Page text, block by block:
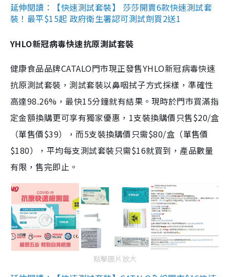
延伸閱讀：【快速測試套裝】 莎莎開賣6款快速測試套
裝！最平$15起 政府衛生署認可測試劑買2送1
YHLO新冠病毒快速抗原測試套裝
健康食品品牌CATALO門市現正發售YHLO新冠病毒快速
抗原測試套裝，測試套裝以鼻咽拭子方式採樣，準確性
高達98.26%，最快15分鐘就有結果。現時於門市買滿指
定金額換購更可享有獨家優惠，1支裝換購價只售$20/盒
（單售價$39），而5支裝換購價只需$80/盒（單售價
$180），平均每支測試套裝只需$16就買到，產品數量
有限，售完即止。
點擊圖片放大